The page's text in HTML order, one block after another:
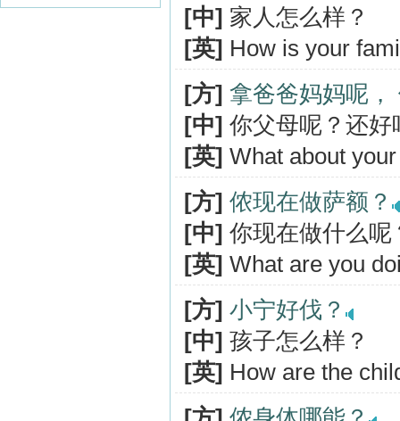
[中] 家人怎么样？
[英] How is your
[方] 拿爸爸妈妈呢，
[中] 你父母呢？还好
[英] What about
[方] 侬现在做萨额？
[中] 你现在做什么呢
[英] What are you
[方] 小宁好伐？
[中] 孩子怎么样？
[英] How are the